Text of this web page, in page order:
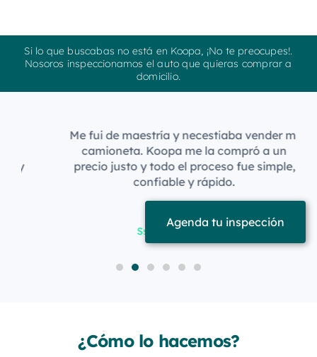
Si lo que buscabas no está en Koopa, ¡No te preocupes!.
Nosoros inspeccionamos el auto que quieras comprar a
domicilio.
Me fui de maestría y necestiaba vender mi
camioneta. Koopa me la compró a un
precio justo y todo el proceso fue simple,
confiable y rápido.
Ssang Yong Musso
¿Cómo lo hacemos?
Agenda tu inspección